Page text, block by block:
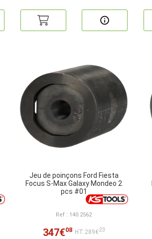
Jeu de poinçons Ford Fiesta
Focus S-Max Galaxy Mondeo 2
pcs #01
Ref : 140.2562
347€08 HT:289€23